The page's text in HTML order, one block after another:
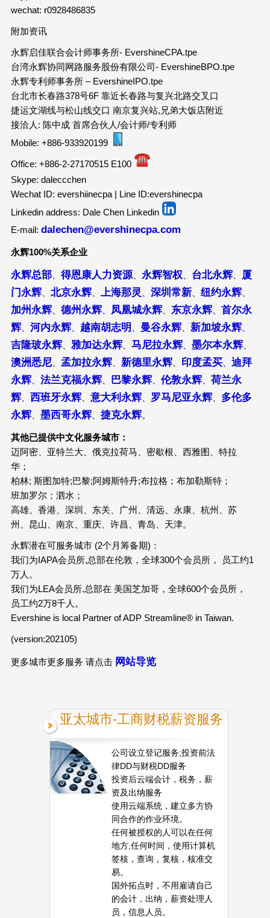
wechat: r0928486835
附加资讯
永辉启佳联合会计师事务所- EvershineCPA.tpe
台湾永辉协同网路服务股份有限公司- EvershineBPO.tpe
永辉专利师事务所 – EvershineIPO.tpe
台北市长春路378号6F 靠近长春路与复兴北路交叉口
捷运文湖线与松山线交口 南京复兴站,兄弟大饭店附近
接洽人: 陈中成 首席合伙人/会计师/专利师
Mobile: +886-933920199
Office: +886-2-27170515 E100
Skype: daleccchen
Wechat ID: evershiinecpa | Line ID:evershinecpa
Linkedin address: Dale Chen Linkedin
E-mail: dalechen@evershinecpa.com
永辉100%关系企业
永辉总部、 得恩康人力资源、 永辉智权 台北永辉、
厦
门永辉、 北京永辉、 上海那灵 深圳常新、 纽约永辉、
加州永辉、 德州永辉、 凤凰城永辉、 东京永辉、 首尔永
辉、 河内永辉、 越南胡志明 曼谷永辉、 新加坡永辉、
吉隆玻永辉、 雅加达永辉、 马尼拉永辉、 墨尔本永辉、
澳洲悉尼、 孟加拉永辉、 新德里永辉、 印度孟买、 迪拜
永辉、 法兰克福永辉、 巴黎永辉、 伦敦永辉、 荷兰永
辉、 西班牙永辉、 意大利永辉、 罗马尼亚永辉、 多伦多
永辉、 墨西哥永辉、 捷克永辉。
其他已提供中文化服务城市：
迈阿密、亚特兰大、俄克拉荷马、密歇根、西雅图、特拉
华；
柏林; 斯图加特;巴黎;阿姆斯特丹;布拉格；布加勒斯特；
班加罗尔；泗水；
高雄、香港、深圳、东关、广州、清远、永康、杭州、苏
州、昆山、南京、重庆、许昌、青岛、天津。
永辉潜在可服务城市 (2个月筹备期)：
我们为IAPA会员所,总部在伦敦，全球300个会员所， 员工约1
万人。
我们为LEA会员所.总部在 美国芝加哥，全球600个会员所，
员工约2万8千人。
Evershine is local Partner of ADP Streamline® in Taiwan.
(version:202105)
更多城市更多服务 请点击 网站导览
亚太城市-工商财税薪资服务
公司设立登记服务;投资前法
律DD与财税DD服务
投资后云端会计，税务，薪
资及出纳服务
使用云端系统，建立多方协
同合作的作业环境。
任何被授权的人可以在任何
地方,任何时间，使用计算机
签核，查询，复核，核准交
易。
国外拓点时，不用雇请自己
的会计，出纳，薪资处理人
员，信息人员。